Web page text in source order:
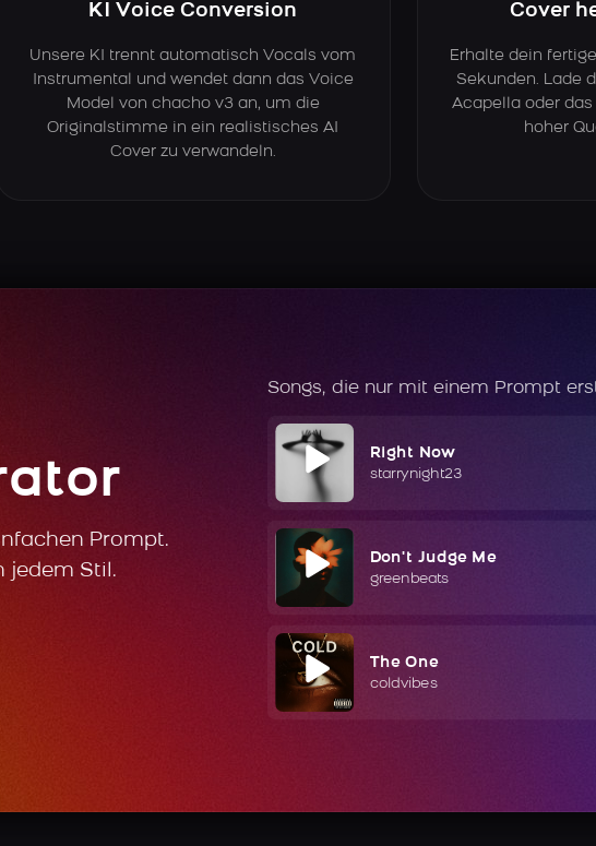
KI Voice Conversion
Unsere KI trennt automatisch Vocals vom
Instrumental und wendet dann das Voice
Model von chacho v3 an, um die
Originalstimme in ein realistisches AI
Cover zu verwandeln.
Cover
Erhalte dein
Sekunden. Lade
Acapella oder
hoher
Prompt.
jedem Stil.
Songs, die nur mit einem Prompt
Right Now
starrynight23
Don't Judge Me
greenbeats
The One
coldvibes